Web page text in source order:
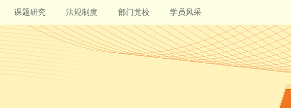
课题研究 法规制度 部门党校 学员风采